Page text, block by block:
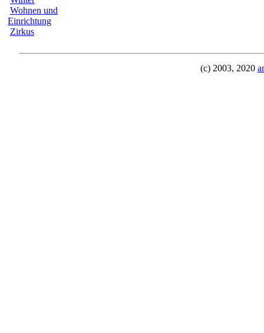
Wohnen und
Einrichtung
Zirkus
(c) 2003, 2020